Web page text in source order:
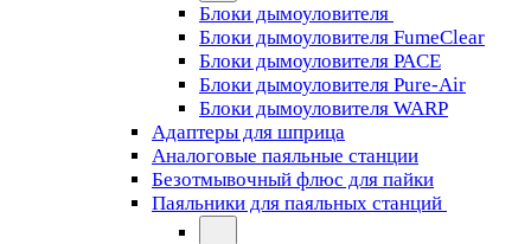
Блоки дымоуловителя
Блоки дымоуловителя FumeClear
Блоки дымоуловителя PACE
Блоки дымоуловителя Pure-Air
Блоки дымоуловителя WARP
Адаптеры для шприца
Аналоговые паяльные станции
Безотмывочный флюс для пайки
Паяльники для паяльных станций